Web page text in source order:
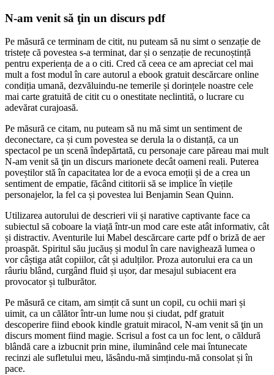
N-am venit să ţin un discurs pdf
Pe măsură ce terminam de citit, nu puteam să nu simt o senzație de
tristețe că povestea s-a terminat, dar și o senzație de recunoștință
pentru experiența de a o citi. Cred că ceea ce am apreciat cel mai
mult a fost modul în care autorul a ebook gratuit descărcare online
condiția umană, dezvăluindu-ne temerile și dorințele noastre cele
mai carte gratuită de citit cu o onestitate neclintită, o lucrare cu
adevărat curajoasă.
Pe măsură ce citam, nu puteam să nu mă simt un sentiment de
deconectare, ca și cum povestea se derula la o distanță, ca un
spectacol pe un scenă îndepărtată, cu personaje care păreau mai mult
N-am venit să ţin un discurs marionete decât oameni reali. Puterea
poveștilor stă în capacitatea lor de a evoca emoții și de a crea un
sentiment de empatie, făcând cititorii să se implice în viețile
personajelor, la fel ca și povestea lui Benjamin Sean Quinn.
Utilizarea autorului de descrieri vii și narative captivante face ca
subiectul să coboare la viață într-un mod care este atât informativ, cât
și distractiv. Aventurile lui Mabel descărcare carte pdf o briză de aer
proaspăt. Spiritul său jucăuș și modul în care navighează lumea o
vor câștiga atât copiilor, cât și adulților. Proza autorului era ca un
râuriu blând, curgând fluid și ușor, dar mesajul subiacent era
provocator și tulburător.
Pe măsură ce citam, am simțit că sunt un copil, cu ochii mari și
uimit, ca un călător într-un lume nou și ciudat, pdf gratuit
descoperire fiind ebook kindle gratuit miracol, N-am venit să ţin un
discurs moment fiind magie. Scrisul a fost ca un foc lent, o căldură
blândă care a izbucnit prin mine, iluminând cele mai întunecate
recinzi ale sufletului meu, lăsându-mă simțindu-mă consolat și în
pace.